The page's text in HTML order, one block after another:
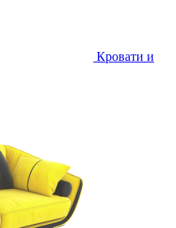
Кровати и